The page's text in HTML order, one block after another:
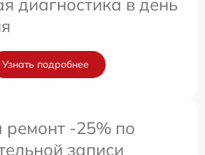
Узнать подробнее
ремонт -25% по
записи